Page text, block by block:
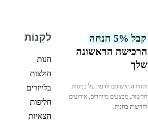
קבל 5% הנחה
הרכישה הראשונה
שלך
ותהיו הראשונים לדעת על כניסות
חדשות, מבצעים מיוחדים, אירועים
וחדשות בחנות.
לִקְנוֹת
חנות
חולצות
בלייזרים
חליפות
חצאיות